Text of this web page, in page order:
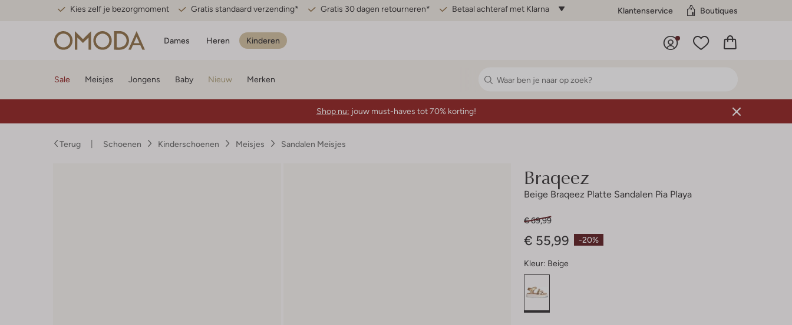
Kies zelf je bezorgmoment Gratis standaard verzending* Gratis 30 dagen retourneren* Betaal achteraf met Klarna Klantenservice Boutiques
Dames Heren Kinderen
Sale Meisjes Jongens Baby Nieuw Merken
Shop nu: jouw must-haves tot 70% korting!
Terug Schoenen Kinderschoenen Meisjes Sandalen Meisjes
Braqeez
Beige Braqeez Platte Sandalen Pia Playa
-20%
€ 69,99
€ 55,99
Kleur: Beige